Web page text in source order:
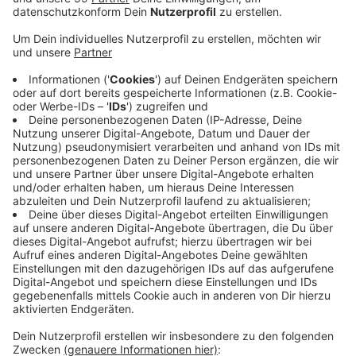
Anzeige
Los geht es mit der Theodor-Fliedner-Grundschule in
Lank-Latum. Der Plan für diese Grundschule ist:
Doppelt so viel Platz und eine modernere
Raumstruktur. Außerdem sollen das Foyer und die
Mensa komplett neu werden. In Zukunft können dort
dann bis zu 300 Kinder unterrichtet werden. Die
Fertigstellung soll in zwei Jahren abgeschlossen sein.
Bis dahin findet der Unterricht in provisorischen
Containern statt. Die werden in den nächsten Tagen
aufgebaut. Für die Modernisierung aller Grundschulen
will die Stadt Meerbusch etwa 165 Millionen Euro in
die Hand nehmen. Rund zehn Millionen davon fließen